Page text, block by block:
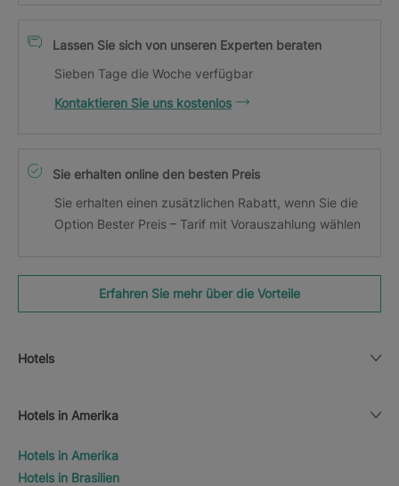
Lassen Sie sich von unseren Experten beraten
Sieben Tage die Woche verfügbar
Kontaktieren Sie uns kostenlos
Sie erhalten online den besten Preis
Sie erhalten einen zusätzlichen Rabatt, wenn Sie die
Option Bester Preis – Tarif mit Vorauszahlung wählen
Erfahren Sie mehr über die Vorteile
Hotels
Hotels in Amerika
Hotels in Amerika
Hotels in Brasilien